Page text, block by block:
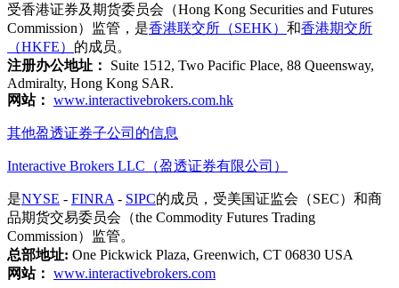
受香港证券及期货委员会（Hong Kong Securities and Futures
Commission）监管，是香港联交所（SEHK） 和香港期交所
（HKFE） 的成员。
注册办公地址：
Suite 1512, Two Pacific Place, 88 Queensway,
Admiralty, Hong Kong SAR.
网站： www.interactivebrokers.com.hk
其他盈透证券子公司的信息
Interactive Brokers LLC（盈透证券有限公司）
是NYSE - FINRA - SIPC的成员，受美国证监会（SEC）和商
品期货交易委员会（the Commodity Futures Trading
Commission）监管。
总部地址: One Pickwick Plaza, Greenwich, CT 06830 USA
网站： www.interactivebrokers.com